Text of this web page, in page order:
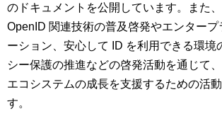
のドキュメントを公開しています。また
OpenID 関連技術の普及啓発やエンタープ
ーション、安心して ID を利用できる環境
シー保護の推進などの啓発活動を通じて
エコシステムの成長を支援するための活
す。